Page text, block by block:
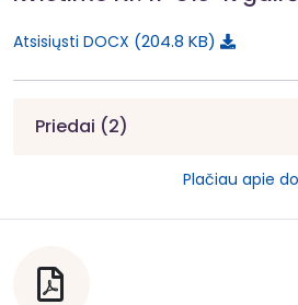
Atsisiųsti DOCX 204.8 KB
Priedai (2)
Plačiau apie